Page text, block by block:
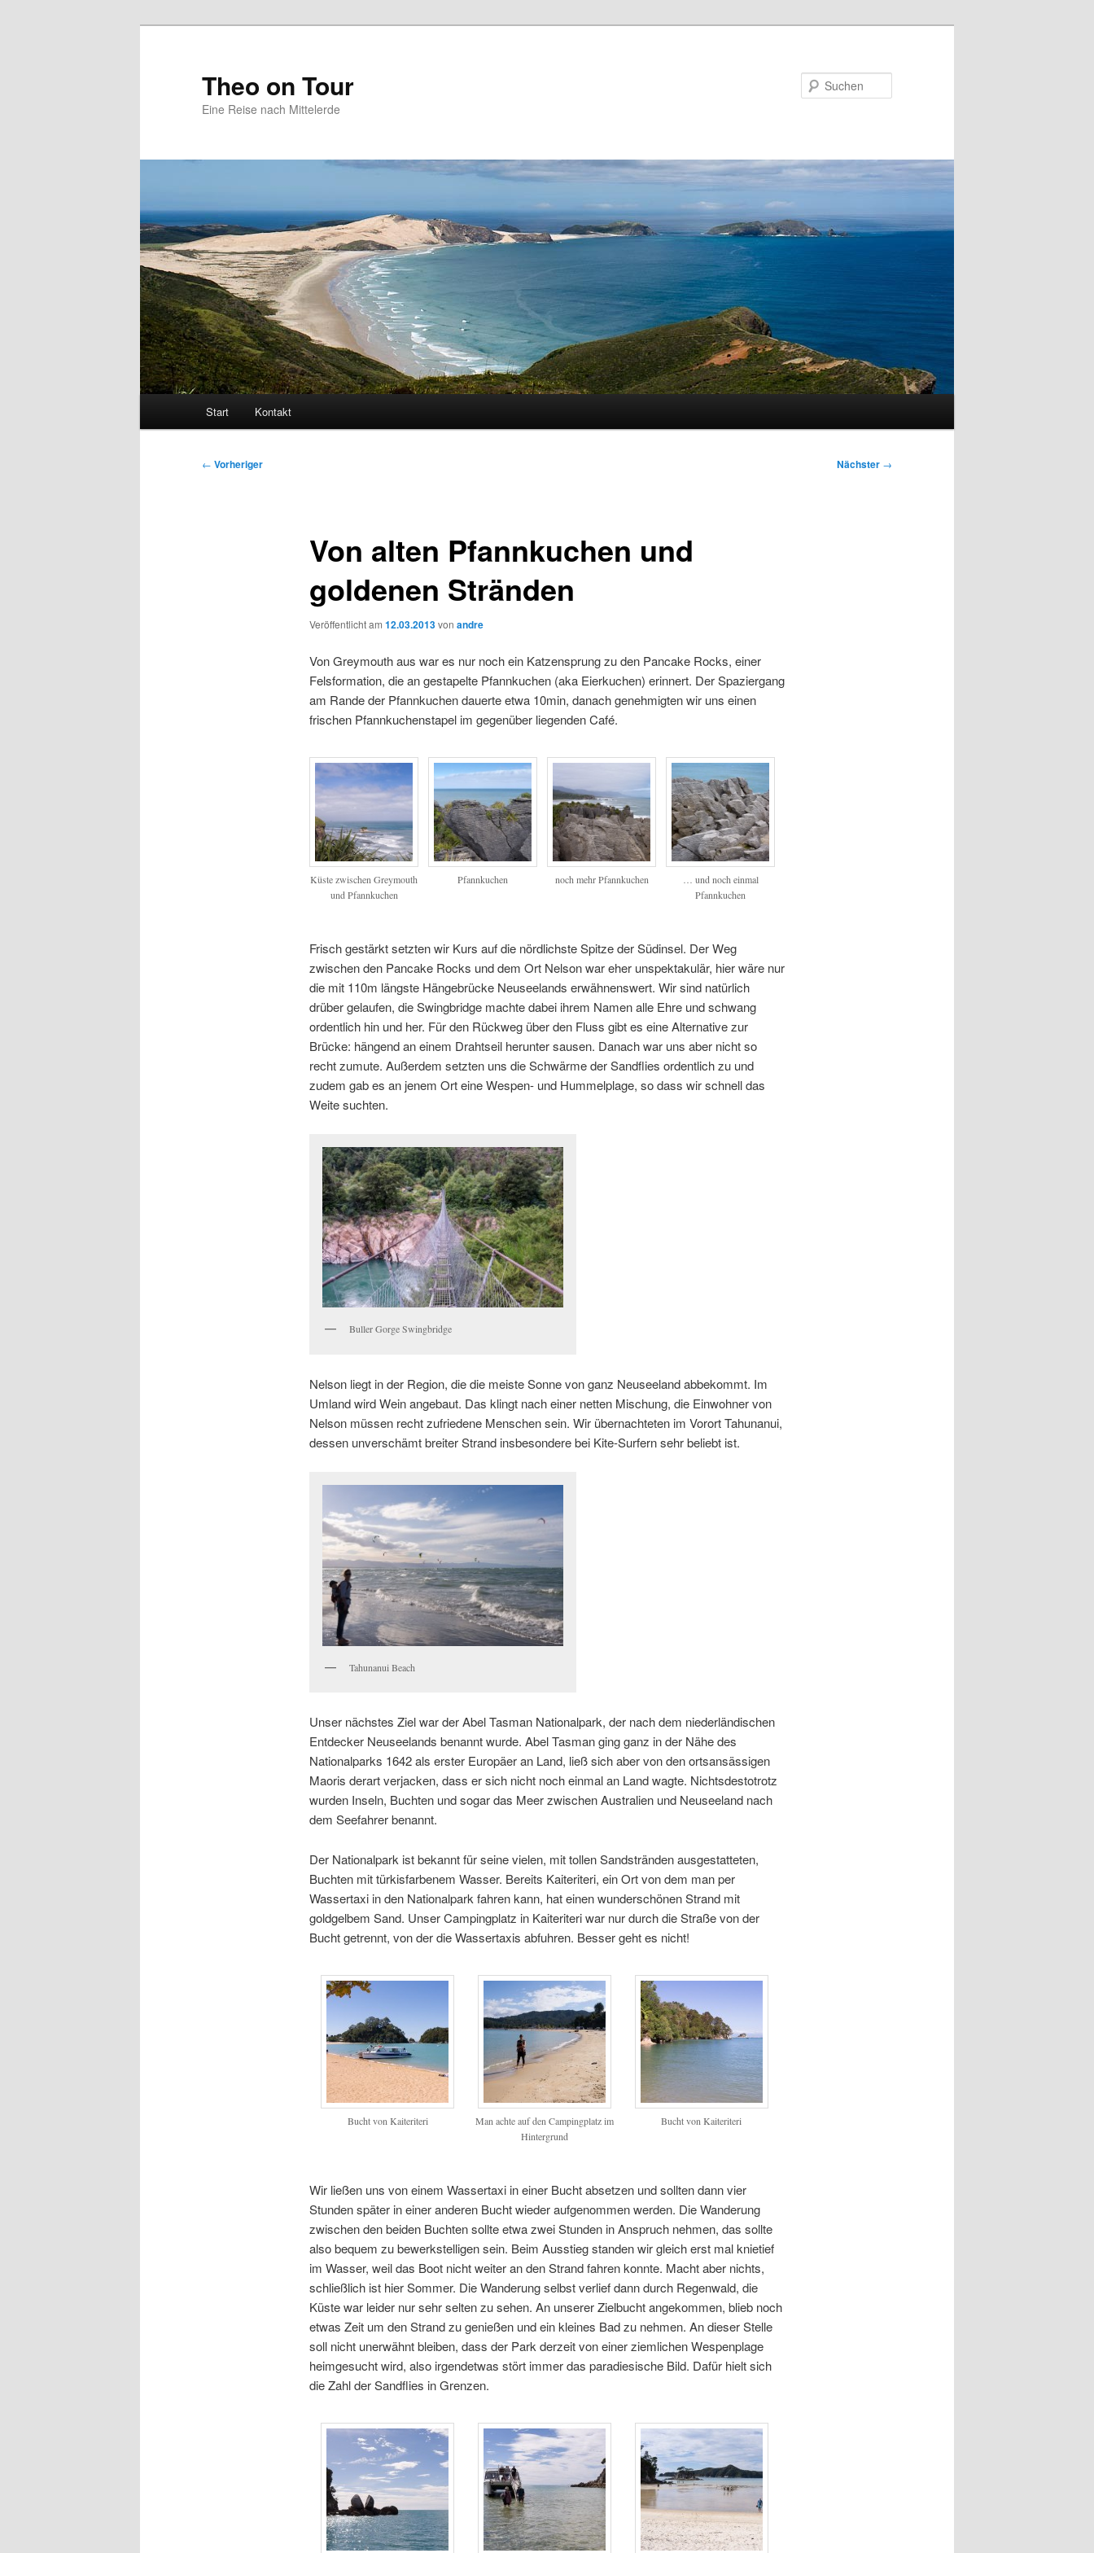
Theo on Tour
Eine Reise nach Mittelerde
Start Kontakt
Beitragsnavigation
← Vorheriger Nächster →
Von alten Pfannkuchen und
goldenen Stränden
Veröffentlicht am 12.03.2013von andre
Von Greymouth aus war es nur noch ein Katzensprung zu den Pancake Rocks, einer
Felsformation, die an gestapelte Pfannkuchen (aka Eierkuchen) erinnert. Der Spaziergang
am Rande der Pfannkuchen dauerte etwa 10min, danach genehmigten wir uns einen
frischen Pfannkuchenstapel im gegenüber liegenden Café.
Küste zwischen Greymouth
und Pfannkuchen
Pfannkuchen noch mehr Pfannkuchen
… und noch einmal
Pfannkuchen
Frisch gestärkt setzten wir Kurs auf die nördlichste Spitze der Südinsel. Der Weg
zwischen den Pancake Rocks und dem Ort Nelson war eher unspektakulär, hier wäre nur
die mit 110m längste Hängebrücke Neuseelands erwähnenswert. Wir sind natürlich
drüber gelaufen, die Swingbridge machte dabei ihrem Namen alle Ehre und schwang
ordentlich hin und her. Für den Rückweg über den Fluss gibt es eine Alternative zur
Brücke: hängend an einem Drahtseil herunter sausen. Danach war uns aber nicht so
recht zumute. Außerdem setzten uns die Schwärme der Sandflies ordentlich zu und
zudem gab es an jenem Ort eine Wespen- und Hummelplage, so dass wir schnell das
Weite suchten.
Buller Gorge Swingbridge
Nelson liegt in der Region, die die meiste Sonne von ganz Neuseeland abbekommt. Im
Umland wird Wein angebaut. Das klingt nach einer netten Mischung, die Einwohner von
Nelson müssen recht zufriedene Menschen sein. Wir übernachteten im Vorort Tahunanui,
dessen unverschämt breiter Strand insbesondere bei Kite-Surfern sehr beliebt ist.
Tahunanui Beach
Unser nächstes Ziel war der Abel Tasman Nationalpark, der nach dem niederländischen
Entdecker Neuseelands benannt wurde. Abel Tasman ging ganz in der Nähe des
Nationalparks 1642 als erster Europäer an Land, ließ sich aber von den ortsansässigen
Maoris derart verjacken, dass er sich nicht noch einmal an Land wagte. Nichtsdestotrotz
wurden Inseln, Buchten und sogar das Meer zwischen Australien und Neuseeland nach
dem Seefahrer benannt.
Der Nationalpark ist bekannt für seine vielen, mit tollen Sandstränden ausgestatteten,
Buchten mit türkisfarbenem Wasser. Bereits Kaiteriteri, ein Ort von dem man per
Wassertaxi in den Nationalpark fahren kann, hat einen wunderschönen Strand mit
goldgelbem Sand. Unser Campingplatz in Kaiteriteri war nur durch die Straße von der
Bucht getrennt, von der die Wassertaxis abfuhren. Besser geht es nicht!
Bucht von Kaiteriteri
Man achte auf den Campingplatz im
Hintergrund
Bucht von Kaiteriteri
Wir ließen uns von einem Wassertaxi in einer Bucht absetzen und sollten dann vier
Stunden später in einer anderen Bucht wieder aufgenommen werden. Die Wanderung
zwischen den beiden Buchten sollte etwa zwei Stunden in Anspruch nehmen, das sollte
also bequem zu bewerkstelligen sein. Beim Ausstieg standen wir gleich erst mal knietief
im Wasser, weil das Boot nicht weiter an den Strand fahren konnte. Macht aber nichts,
schließlich ist hier Sommer. Die Wanderung selbst verlief dann durch Regenwald, die
Küste war leider nur sehr selten zu sehen. An unserer Zielbucht angekommen, blieb noch
etwas Zeit um den Strand zu genießen und ein kleines Bad zu nehmen. An dieser Stelle
soll nicht unerwähnt bleiben, dass der Park derzeit von einer ziemlichen Wespenplage
heimgesucht wird, also irgendetwas stört immer das paradiesische Bild. Dafür hielt sich
die Zahl der Sandflies in Grenzen.